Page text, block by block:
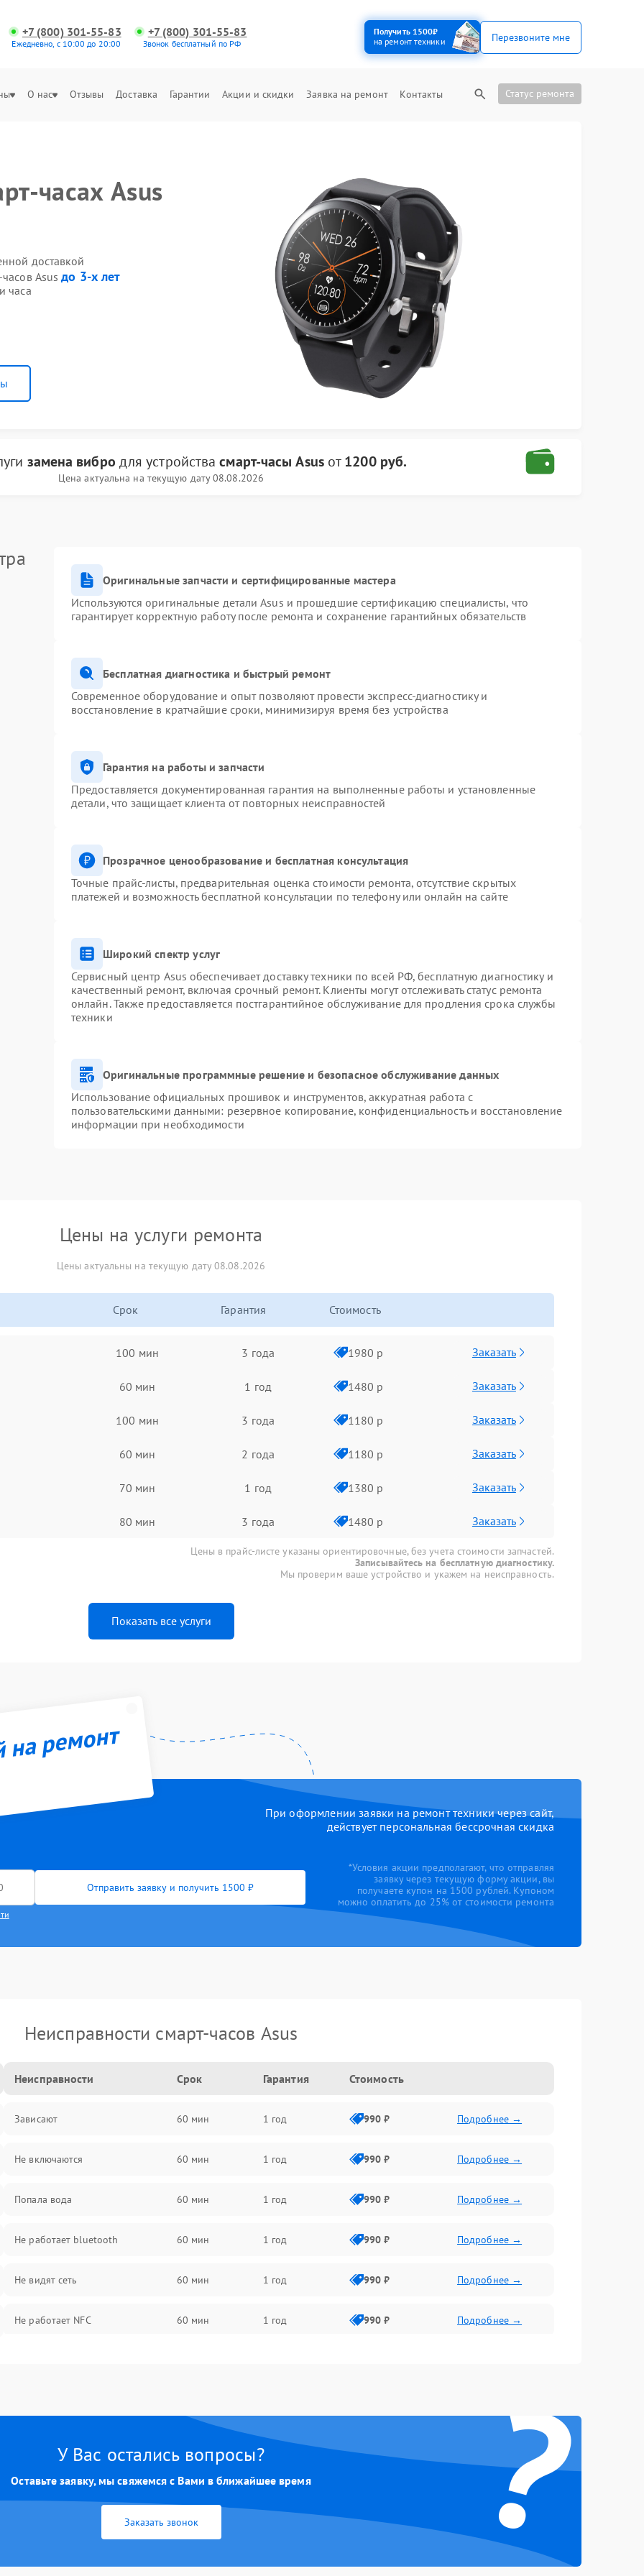
+7 (800) 301-55-83
Ежедневно, с 10:00 до 20:00
+7 (800) 301-55-83
Звонок бесплатный по РФ
Получить 1500₽
на ремонт техники
Перезвоните мне
О нас Отзывы Доставка Гарантии Акции и скидки Заявка на ремонт Контакты Статус ремонта
часах Asus
доставкой
часов Asusдо 3-х лет
часа
замена вибро для устройствасмарт-часы Asusот1200 руб.
Цена актуальна на текущую дату 08.08.2026
Оригинальные запчасти и сертифицированные мастера
Используются оригинальные детали Asus и прошедшие сертификацию специалисты, что
гарантирует корректную работу после ремонта и сохранение гарантийных обязательств
Бесплатная диагностика и быстрый ремонт
Современное оборудование и опыт позволяют провести экспресс-диагностику и
восстановление в кратчайшие сроки, минимизируя время без устройства
Гарантия на работы и запчасти
Предоставляется документированная гарантия на выполненные работы и установленные
детали, что защищает клиента от повторных неисправностей
Прозрачное ценообразование и бесплатная консультация
Точные прайс-листы, предварительная оценка стоимости ремонта, отсутствие скрытых
платежей и возможность бесплатной консультации по телефону или онлайн на сайте
Широкий спектр услуг
Сервисный центр Asus обеспечивает доставку техники по всей РФ, бесплатную диагностику и
качественный ремонт, включая срочный ремонт. Клиенты могут отслеживать статус ремонта
онлайн. Также предоставляется постгарантийное обслуживание для продления срока службы
техники
Оригинальные программные решение и безопасное обслуживание данных
Использование официальных прошивок и инструментов, аккуратная работа с
пользовательскими данными: резервное копирование, конфиденциальность и восстановление
информации при необходимости
Цены на услуги ремонта
Цены актуальны на текущую дату 08.08.2026
Срок Гарантия Стоимость
100 мин 3 года 1980 р Заказать
60 мин 1 год 1480 р Заказать
100 мин 3 года 1180 р Заказать
60 мин 2 года 1180 р Заказать
70 мин 1 год 1380 р Заказать
80 мин 3 года 1480 р Заказать
Цены в прайс-листе указаны ориентировочные, без учета стоимости запчастей.
Записывайтесь на бесплатную диагностику.
Мы проверим ваше устройство и укажем на неисправность.
Показать все услуги
ремонт
При оформлении заявки на ремонт техники через сайт,
действует персональная бессрочная скидка
Отправить заявку и получить 1500 ₽
*Условия акции предполагают, что отправляя
заявку через текущую форму акции, вы
получаете купон на 1500 рублей. Купоном
можно оплатить до 25% от стоимости ремонта
Неисправности смарт-часов Asus
Неисправности Срок Гарантия Стоимость
Зависают 60 мин 1 год 990 ₽ Подробнее →
Не включаются 60 мин 1 год 990 ₽ Подробнее →
Попала вода 60 мин 1 год 990 ₽ Подробнее →
Не работает bluetooth 60 мин 1 год 990 ₽ Подробнее →
Не видят сеть 60 мин 1 год 990 ₽ Подробнее →
Не работает NFC 60 мин 1 год 990 ₽ Подробнее →
?
У Вас остались вопросы?
Оставьте заявку, мы свяжемся с Вами в ближайшее время
Заказать звонок